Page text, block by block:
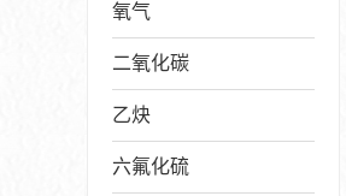
氧气
二氧化碳
乙炔
六氟化硫